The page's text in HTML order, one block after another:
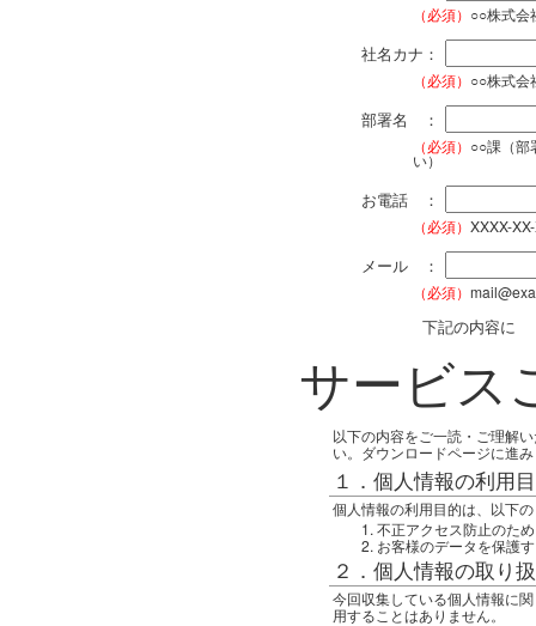
（必須） ○○株式会
社名カナ：
（必須） ○○株式会
部署名 ：
（必須） ○○課（部
い）
お電話 ：
（必須） XXXX-
メール ：
（必須）
下記の内容に
サービス
以下の内容をご一読・ご理解
い。ダウンロードページに進
１．個人情報の利用
個人情報の利用目的は、以下
不正アクセス防止のため
お客様のデータを保護
２．個人情報の取り
今回収集している個人情報に
用することはありません。